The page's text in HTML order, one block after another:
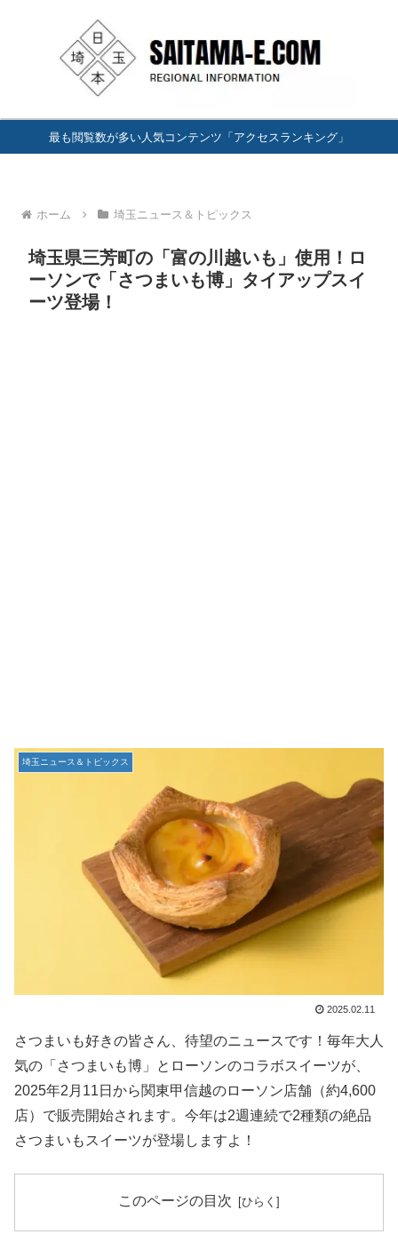
最も閲覧数が多い人気コンテンツ「アクセスランキング」
ホーム 埼玉ニュース＆トピックス
埼玉県三芳町の「富の川越いも」使用！ロ
ーソンで「さつまいも博」タイアップスイ
ーツ登場！
埼玉ニュース＆トピックス
2025.02.11
さつまいも好きの皆さん、待望のニュースです！毎年大人
気の「さつまいも博」とローソンのコラボスイーツが、
2025年2月11日から関東甲信越のローソン店舗（約4,600
店）で販売開始されます。今年は2週連続で2種類の絶品
さつまいもスイーツが登場しますよ！
このページの目次